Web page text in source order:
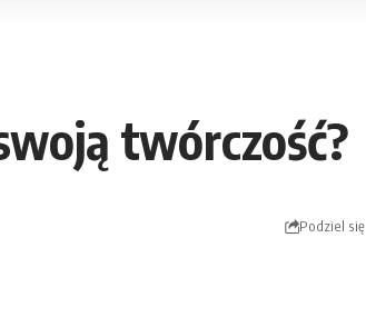
twórczość?
Podziel się